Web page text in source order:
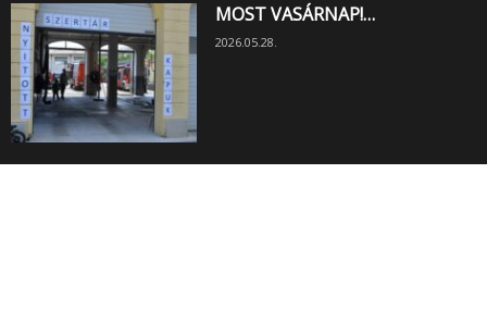
MOST VASÁRNAP!…
2026.05.28.